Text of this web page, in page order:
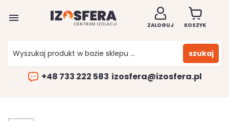

ZALOGUJ KOSZYK
szukaj
+48 733 222 583 izosfera@izosfera.pl